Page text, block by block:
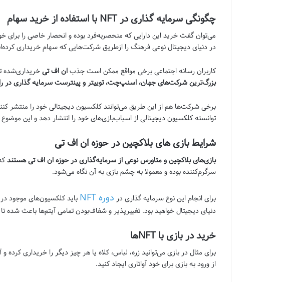
چگونگی سرمایه گذاری در NFT با استفاده از خرید سهام
می‌توان گفت خرید این دارایی که منحصر‌به‌فرد بوده و انحصار خاصی را برای
در دنیای دیجیتال نوعی فرهنگ را از‌طریق شرکت‌هایی که سهام خریداری
کاربران رسانه اجتماعی برخی مواقع ممکن است جذبان‌ اف‌ تیخریداری‌شده
بزرگ‌ترین شرکت‌های جهان، اسنپ‌چت، توییتر و پینترست سرمایه گذاری در را
برخی شرکت‌ها هم از این طریق می‌توانند کلکسیون دیجیتالی خود را منتشر
توانسته کلکسیون دیجیتالی از اسباب‌بازی‌های خود را انتشار دهد و این
شرایط بازی های بلاکچین در حوزه ان اف تی
بازی‌های بلاکچین و متاورس نوعی از سرمایه‌گذاری در حوزه ان‌ اف‌ تی هستند
سرگرم‌کننده بوده و معمولا به چشم بازی به آن نگاه می‌شود.
برای انجام این نوع سرمایه گذاری در دوره NFT
باید کلکسیون‌های موجود در
دنیای دیجیتال خواهید بود. تغییر‌پذیر و شفاف‌بودن تمامی آیتم‌ها باعث شده
خرید در بازی با NFTها
برای مثال در بازی می‌توانید زره، لباس، کلاه یا هر چیز دیگر را خریداری
از ورود به بازی برای خود آواتاری ایجاد کنید.